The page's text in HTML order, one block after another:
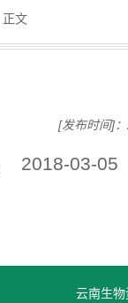
正文
[发布时间]
2018-03-05
云南生